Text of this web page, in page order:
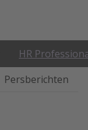
HR
Persberichten